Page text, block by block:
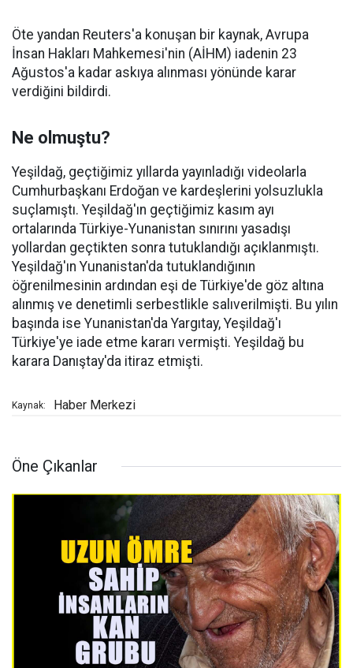
Öte yandan Reuters'a konuşan bir kaynak, Avrupa
İnsan Hakları Mahkemesi'nin (AİHM) iadenin 23
Ağustos'a kadar askıya alınması yönünde karar
verdiğini bildirdi.
Ne olmuştu?
Yeşildağ, geçtiğimiz yıllarda yayınladığı videolarla
Cumhurbaşkanı Erdoğan ve kardeşlerini yolsuzlukla
suçlamıştı. Yeşildağ'ın geçtiğimiz kasım ayı
ortalarında Türkiye-Yunanistan sınırını yasadışı
yollardan geçtikten sonra tutuklandığı açıklanmıştı.
Yeşildağ'ın Yunanistan'da tutuklandığının
öğrenilmesinin ardından eşi de Türkiye'de göz altına
alınmış ve denetimli serbestlikle salıverilmişti. Bu yılın
başında ise Yunanistan'da Yargıtay, Yeşildağ'ı
Türkiye'ye iade etme kararı vermişti. Yeşildağ bu
karara Danıştay'da itiraz etmişti.
Kaynak: Haber Merkezi
Öne Çıkanlar